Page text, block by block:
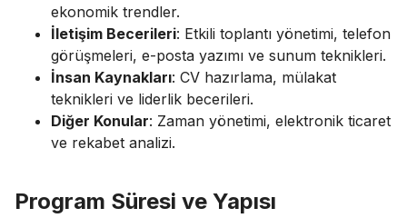
ekonomik trendler.
İletişim Becerileri: Etkili toplantı yönetimi, telefon
görüşmeleri, e-posta yazımı ve sunum teknikleri.
İnsan Kaynakları: CV hazırlama, mülakat
teknikleri ve liderlik becerileri.
Diğer Konular: Zaman yönetimi, elektronik ticaret
ve rekabet analizi.
Program Süresi ve Yapısı